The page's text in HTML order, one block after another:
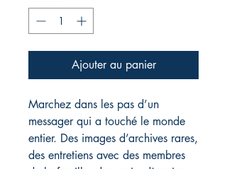
Ajouter au panier
Marchez dans les pas d’un
messager qui a touché le monde
entier. Des images d’archives rares,
des entretiens avec des membres